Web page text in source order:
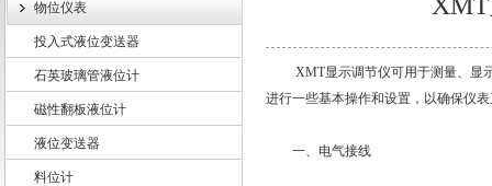
上海轩顼电气设备有限公司
物位仪表
投入式液位变送器
石英玻璃管液位计
磁性翻板液位计
液位变送器
料位计
XMT显示调节仪可用于测量、显示
进行一些基本操作和设置，以确保仪
一、电气接线